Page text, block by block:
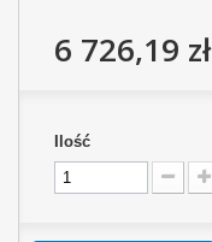
6 726,19 zł
Ilość